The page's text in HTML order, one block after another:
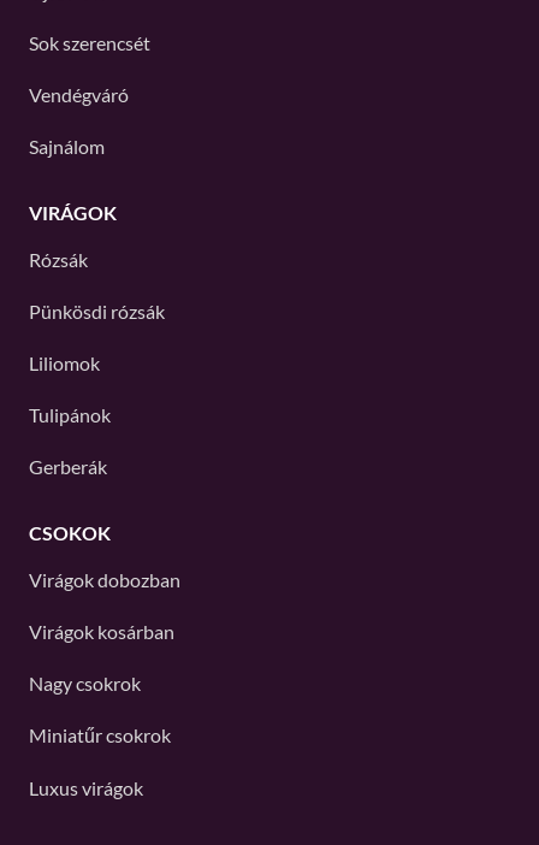
Sok szerencsét
Vendégváró
Sajnálom
VIRÁGOK
Rózsák
Pünkösdi rózsák
Liliomok
Tulipánok
Gerberák
CSOKOK
Virágok dobozban
Virágok kosárban
Nagy csokrok
Miniatűr csokrok
Luxus virágok